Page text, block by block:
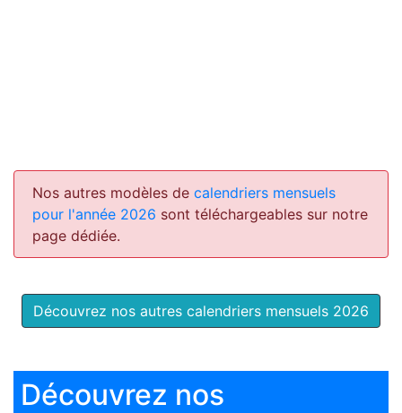
Nos autres modèles de calendriers mensuels
pour l'année 2026 sont téléchargeables sur notre
page dédiée.
Découvrez nos autres calendriers mensuels 2026
Découvrez nos